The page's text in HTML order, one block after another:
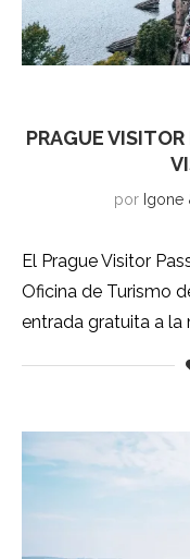
PRAGUE
por Igone
El Prague Visitor
Oficina de Turismo
entrada gratuita a la